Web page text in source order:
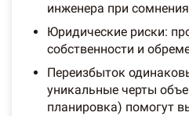
инженера при
Юридические риски:
собственности и
Переизбыток
уникальные черты
планировка) помогут